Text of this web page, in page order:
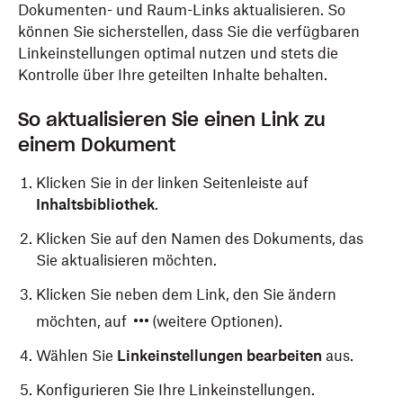
Dokumenten- und Raum-Links aktualisieren. So
können Sie sicherstellen, dass Sie die verfügbaren
Linkeinstellungen optimal nutzen und stets die
Kontrolle über Ihre geteilten Inhalte behalten.
So aktualisieren Sie einen Link zu
einem Dokument
Klicken Sie in der linken Seitenleiste auf
Inhaltsbibliothek.
Klicken Sie auf den Namen des Dokuments, das
Sie aktualisieren möchten.
Klicken Sie neben dem Link, den Sie ändern
möchten, auf
(weitere Optionen).
Wählen Sie Linkeinstellungen bearbeiten aus.
Konfigurieren Sie Ihre Linkeinstellungen.